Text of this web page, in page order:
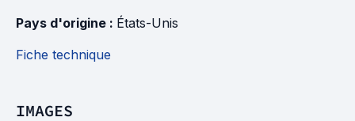
Pays d'origine : États-Unis
Fiche technique
IMAGES